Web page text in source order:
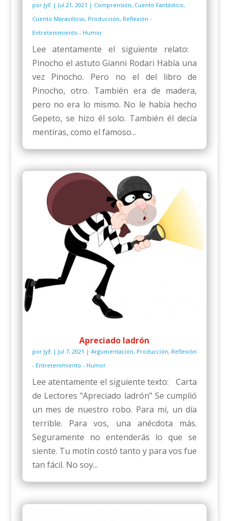
por JyE| Jul 21, 2021 | Comprensión, Cuento Fantástico,
Cuento Maravilloso, Producción, Reflexión -
Entretenimiento - Humor
Lee atentamente el siguiente relato:
Pinocho el astuto Gianni Rodari Había una
vez Pinocho. Pero no el del libro de
Pinocho, otro. También era de madera,
pero no era lo mismo. No le había hecho
Gepeto, se hizo él solo. También él decía
mentiras, como el famoso...
Apreciado ladrón
por JyE| Jul 7, 2021 | Argumentación, Producción, Reflexión
- Entretenimiento - Humor
Lee atentamente el siguiente texto: Carta
de Lectores "Apreciado ladrón" Se cumplió
un mes de nuestro robo. Para mí, un día
terrible. Para vos, una anécdota más.
Seguramente no entenderás lo que se
siente. Tu motín costó tanto y para vos fue
tan fácil. No soy...